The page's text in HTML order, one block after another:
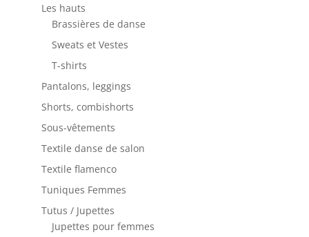
Les hauts
Brassières de danse
Sweats et Vestes
T-shirts
Pantalons, leggings
Shorts, combishorts
Sous-vêtements
Textile danse de salon
Textile flamenco
Tuniques Femmes
Tutus / Jupettes
Jupettes pour femmes